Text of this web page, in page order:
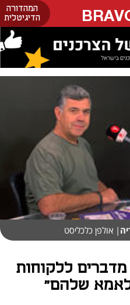
המהדורה
הדיגיטלית
| אולפן כלכליסט
מדברים ללקוחות
שלהם"